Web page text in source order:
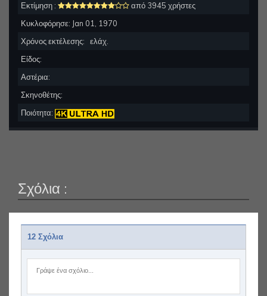
Εκτίμηση :
από 3945 χρήστες
Κυκλοφόρησε: Jan 01, 1970
Χρόνος εκτέλεσης:
ελάχ.
Είδος:
Αστέρια:
Σκηνοθέτης:
Ποιότητα:
Σχόλια :
12 Σχόλια